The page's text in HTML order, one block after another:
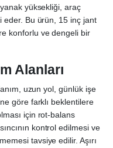
yüksekliği, araç
eder. Bu ürün, 15 inç jant
konforlu ve dengeli bir
Alanları
uzun yol, günlük işe
göre farklı beklentilere
için rot-balans
kontrol edilmesi ve
tavsiye edilir. Aşırı